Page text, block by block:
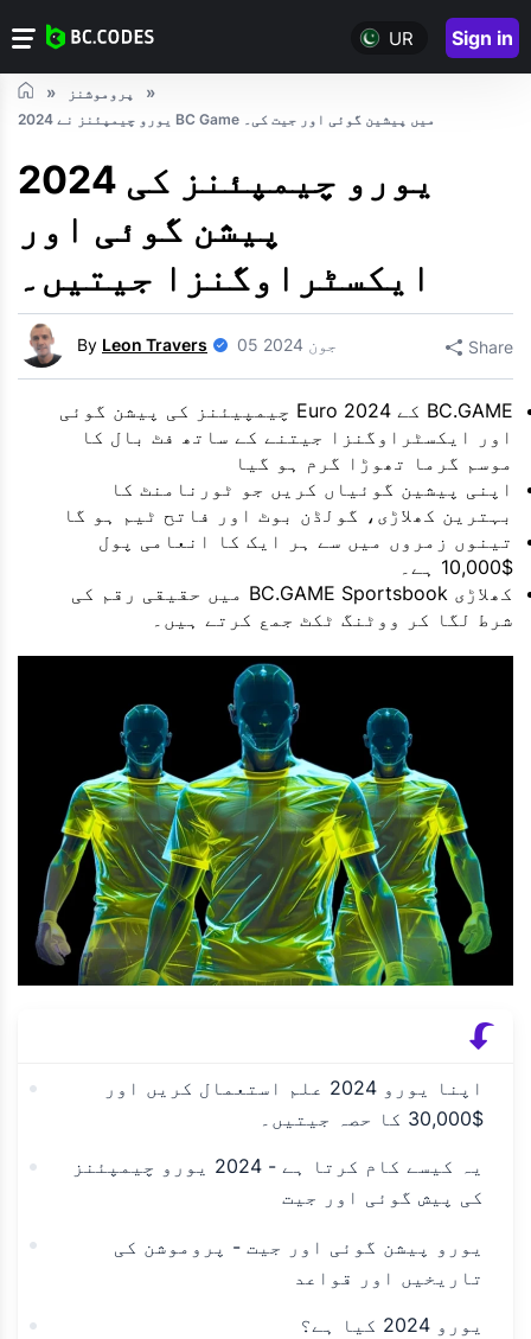
UR Sign in
پروموشنز
2024 یورو چیمپئنز نے BC Game میں پیشین گوئی اور جیت کی۔
2024 یورو چیمپئنز کی
پیشن گوئی اور
ایکسٹراوگنزا جیتیں۔
By Leon Travers 05 جون 2024 Share
BC.GAME کے Euro 2024 چیمپیئنز کی پیشن گوئی
اور ایکسٹراوگنزا جیتنے کے ساتھ فٹ بال کا
موسم گرما تھوڑا گرم ہو گیا
اپنی پیشین گوئیاں کریں جو ٹورنامنٹ کا
بہترین کھلاڑی، گولڈن بوٹ اور فاتح ٹیم ہو گا
تینوں زمروں میں سے ہر ایک کا انعامی پول
$10,000 ہے۔
کھلاڑی BC.GAME Sportsbook میں حقیقی رقم کی
شرط لگا کر ووٹنگ ٹکٹ جمع کرتے ہیں۔
اپنا یورو 2024 علم استعمال کریں اور
$30,000 کا حصہ جیتیں۔
یہ کیسے کام کرتا ہے - 2024 یورو چیمپئنز
کی پیش گوئی اور جیت
یورو پیشن گوئی اور جیت - پروموشن کی
تاریخیں اور قواعد
یورو 2024 کیا ہے؟